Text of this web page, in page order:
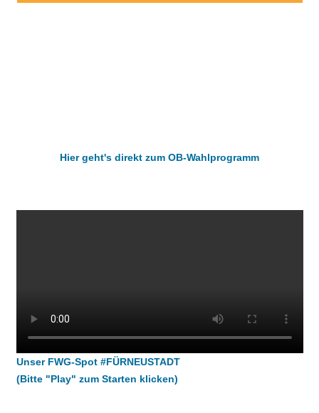
Hier geht's direkt zum OB-Wahlprogramm
Unser FWG-Spot #FÜRNEUSTADT
(Bitte "Play" zum Starten klicken)